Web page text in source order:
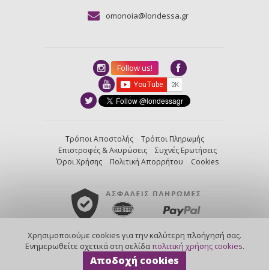
Χρησιμοποιούμε cookies για την καλύτερη πλοήγησή σας.
Ενημερωθείτε σχετικά στη σελίδαπολιτική χρήσης cookies.
Αποδοχή cookies
omonoia@londessa.gr
Follow us!
Τρόποι Αποστολής
Τρόποι Πληρωμής
Επιστροφές & Ακυρώσεις
Συχνές Ερωτήσεις
Όροι Χρήσης
Πολιτική Απορρήτου Cookies
created by Nortech/powered by
Kentico
©2013-2026